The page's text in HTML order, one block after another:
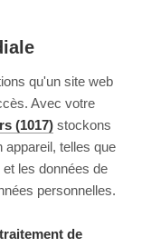
qu'un site web
Avec votre
(1017) stockons
telles que
les données de
personnelles.
de